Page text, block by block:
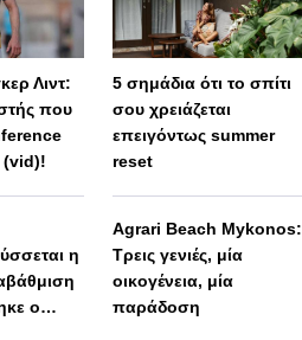
Λιντ:
που
(vid)!
η
ο
5 σημάδια ότι το σπίτι
σου χρειάζεται
επειγόντως summer
reset
Agrari Beach Mykonos:
Τρεις γενιές, μία
οικογένεια, μία
παράδοση